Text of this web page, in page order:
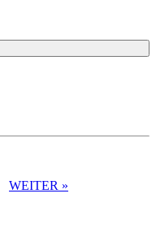
WEITER »